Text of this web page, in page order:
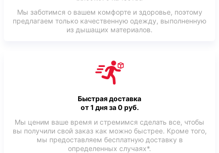
Мы заботимся о вашем комфорте и здоровье, поэтому
предлагаем только качественную одежду, выполненную
из дышащих материалов.
Быстрая доставка
от 1 дня за 0 руб.
Мы ценим ваше время и стремимся сделать все, чтобы
вы получили свой заказ как можно быстрее. Кроме того,
мы предоставляем бесплатную доставку в
определенных случаях*.